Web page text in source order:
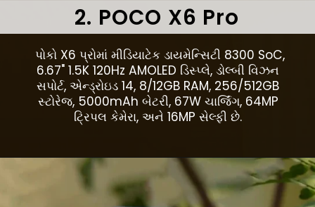
પોકો X6 પ્રોમાં મીડિયાટેક ડાયમેન્સિટી 8300 SoC,
6.67" 1.5K 120Hz AMOLED ડિસ્પ્લે, ડોલ્બી વિઝન
સપોર્ટ, એન્ડ્રોઇડ 14, 8/12GB RAM, 256/512GB
સ્ટોરેજ, 5000mAh બેટરી, 67W ચાર્જિંગ, 64MP
ટ્રિપલ કેમેરા, અને 16MP સેલ્ફી છે.
2. POCO X6 Pro